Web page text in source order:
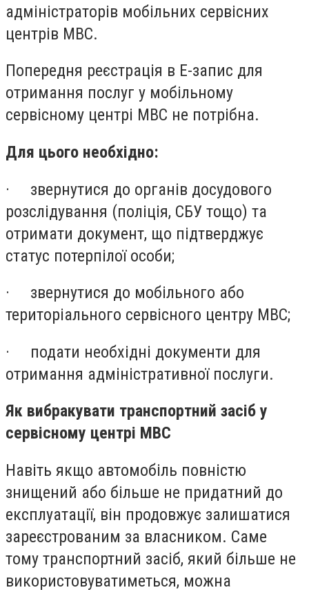
адміністраторів мобільних сервісних
центрів МВС.
Попередня реєстрація в Е-запис для
отримання послуг у мобільному
сервісному центрі МВС не потрібна.
Для цього необхідно:
· звернутися до органів досудового
розслідування (поліція, СБУ тощо) та
отримати документ, що підтверджує
статус потерпілої особи;
· звернутися до мобільного або
територіального сервісного центру МВС;
· подати необхідні документи для
отримання адміністративної послуги.
Як вибракувати транспортний засіб у
сервісному центрі МВС
Навіть якщо автомобіль повністю
знищений або більше не придатний до
експлуатації, він продовжує залишатися
зареєстрованим за власником. Саме
тому транспортний засіб, який більше не
використовуватиметься, можна